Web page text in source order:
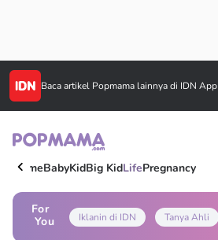
Baca artikel Popmama lainnya di IDN App
HomeBabyKidBig KidLifePregnancy
For
You
Iklanin di IDN Tanya Ahli